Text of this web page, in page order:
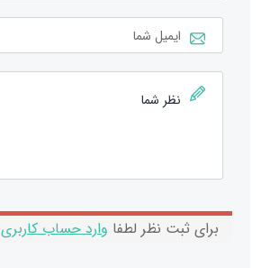
برای ثبت نظر لطفا وارد حساب کاربری